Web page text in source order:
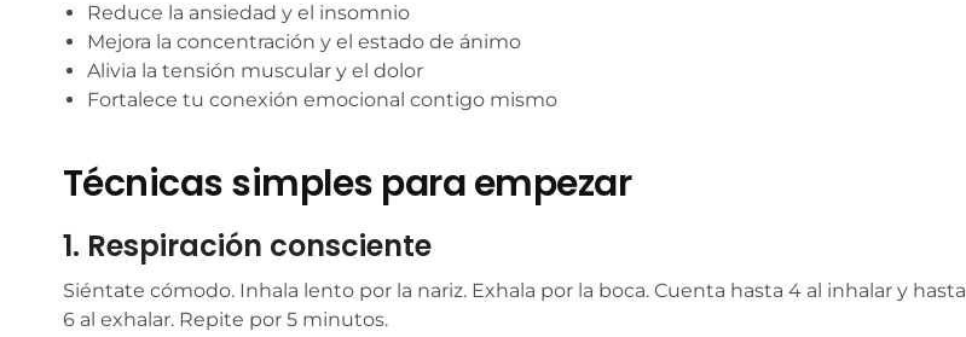
Reduce la ansiedad y el insomnio
Mejora la concentración y el estado de ánimo
Alivia la tensión muscular y el dolor
Fortalece tu conexión emocional contigo mismo
Técnicas simples para empezar
1. Respiración consciente
Siéntate cómodo. Inhala lento por la nariz. Exhala por la boca. Cuenta hasta 4 al inhalar y hasta
6 al exhalar. Repite por 5 minutos.